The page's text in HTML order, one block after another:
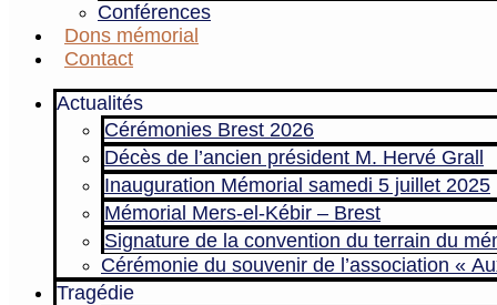
Conférences
Dons mémorial
Contact
Actualités
Cérémonies Brest 2026
Décès de l’ancien président M. Hervé Grall
Inauguration Mémorial samedi 5 juillet 2025
Mémorial Mers-el-Kébir – Brest
Signature de la convention du terrain du
Cérémonie du souvenir de l’association «
Tragédie